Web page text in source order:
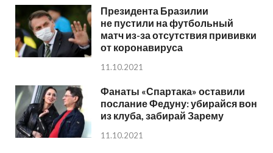
Президента Бразилии
не пустили на футбольный
матч из-за отсутствия прививки
от коронавируса
11.10.2021
Фанаты «Спартака» оставили
послание Федуну: убирайся вон
из клуба, забирай Зарему
11.10.2021